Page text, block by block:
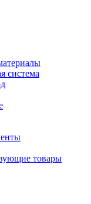
система
товары